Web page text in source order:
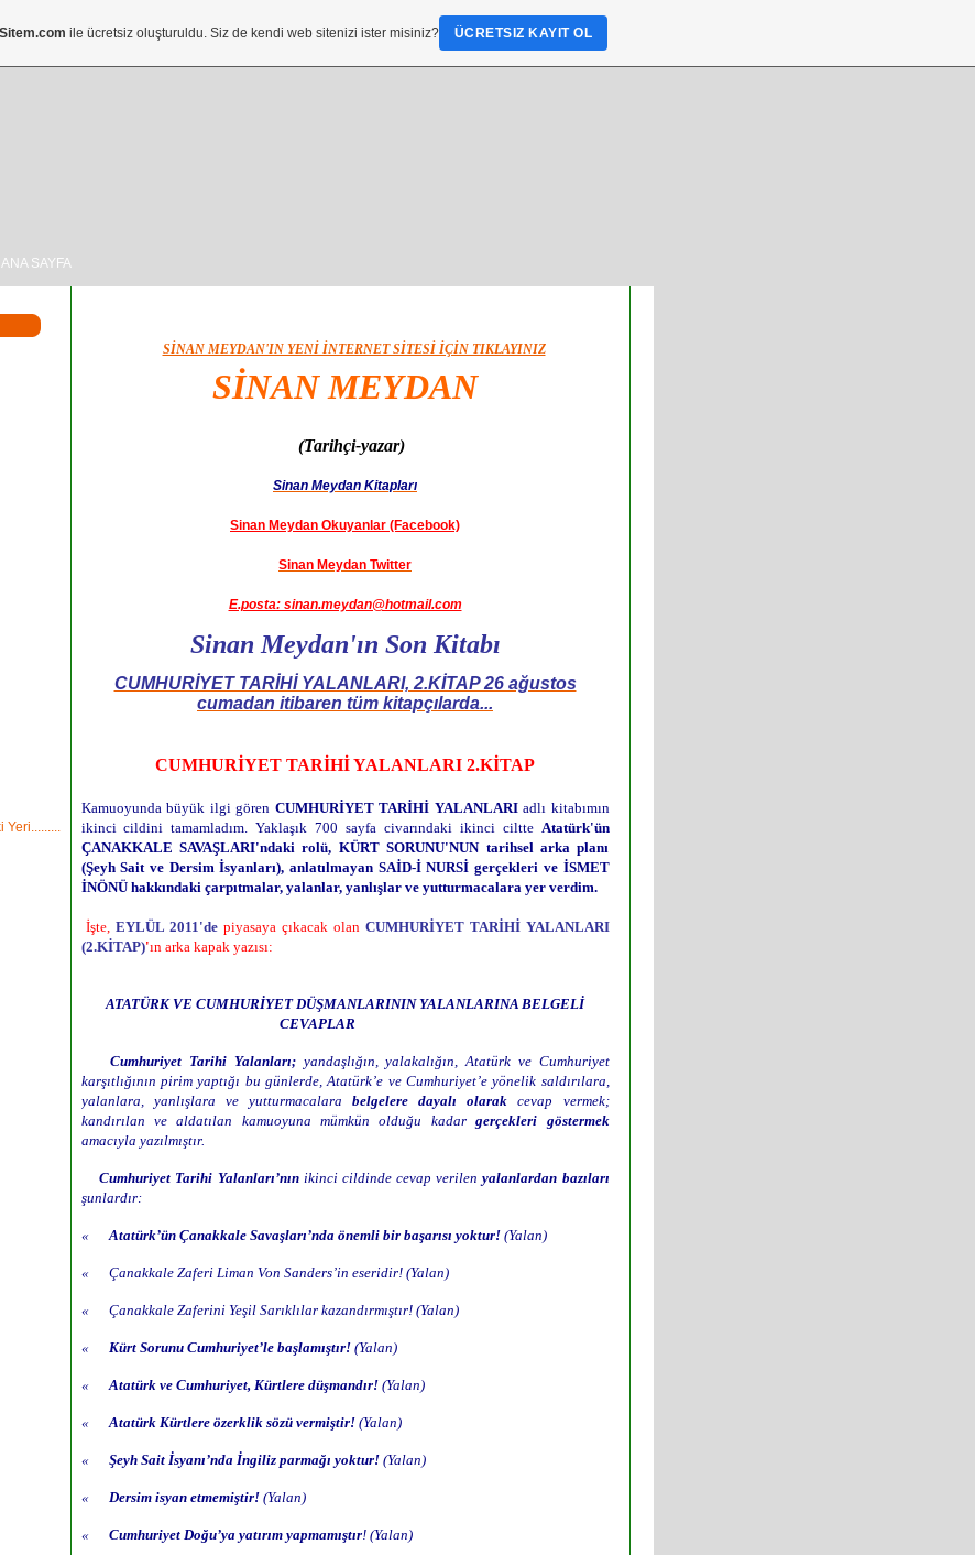
ANA SAYFA
Yeri.........
SİNAN MEYDAN'IN YENİ İNTERNET SİTESİ İÇİN TIKLAYINIZ
SİNAN MEYDAN
(Tarihçi-yazar)
Sinan Meydan Kitapları
Sinan Meydan Okuyanlar (Facebook)
Sinan Meydan Twitter
E.posta: sinan.meydan@hotmail.com
Sinan Meydan'ın Son Kitabı
CUMHURİYET TARİHİ YALANLARI, 2.KİTAP 26 ağustos
cumadan itibaren tüm kitapçılarda...
CUMHURİYET TARİHİ YALANLARI 2.KİTAP
Kamuoyunda büyük ilgi gören CUMHURİYET TARİHİ YALANLARIadlı kitabımın
ikinci cildini tamamladım. Yaklaşık 700 sayfa civarındaki ikinci ciltte Atatürk'ün
ÇANAKKALE SAVAŞLARI'ndaki rolü, KÜRT SORUNU'NUN tarihsel arka planı
(Şeyh Sait ve Dersim İsyanları), anlatılmayan SAİD-İ NURSİ gerçekleri ve İSMET
İNÖNÜ hakkındaki çarpıtmalar, yalanlar, yanlışlar ve yutturmacalara yer verdim.
İşte, EYLÜL 2011'depiyasaya çıkacak olan CUMHURİYET TARİHİ YALANLARI
(2.KİTAP)'ın arka kapak yazısı:
ATATÜRK VE CUMHURİYET DÜŞMANLARININ YALANLARINA BELGELİ
CEVAPLAR
Cumhuriyet Tarihi Yalanları; yandaşlığın, yalakalığın, Atatürk ve Cumhuriyet
karşıtlığının pirim yaptığı bu günlerde, Atatürk’e ve Cumhuriyet’e yönelik saldırılara,
yalanlara, yanlışlara ve yutturmacalara belgelere dayalı olarak cevap vermek;
kandırılan ve aldatılan kamuoyuna mümkün olduğu kadargerçekleri göstermek
amacıyla yazılmıştır.
Cumhuriyet Tarihi Yalanları’nın ikinci cildinde cevap verilenyalanlardan bazıları
şunlardır:
« Atatürk’ün Çanakkale Savaşları’nda önemli bir başarısı yoktur!(Yalan)
« Çanakkale Zaferi Liman Von Sanders’in eseridir! (Yalan)
« Çanakkale Zaferini Yeşil Sarıklılar kazandırmıştır! (Yalan)
« Kürt Sorunu Cumhuriyet’le başlamıştır! (Yalan)
« Atatürk ve Cumhuriyet, Kürtlere düşmandır! (Yalan)
« Atatürk Kürtlere özerklik sözü vermiştir!(Yalan)
« Şeyh Sait İsyanı’nda İngiliz parmağı yoktur! (Yalan)
« Dersim isyan etmemiştir! (Yalan)
« Cumhuriyet Doğu’ya yatırım yapmamıştır! (Yalan)
ile ücretsiz oluşturuldu. Siz de kendi web sitenizi ister misiniz? ÜCRETSIZ KAYIT OL